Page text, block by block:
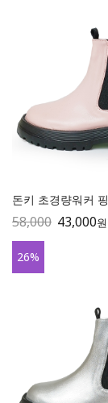
돈키 초경량워커
58,000 43,000원
26%